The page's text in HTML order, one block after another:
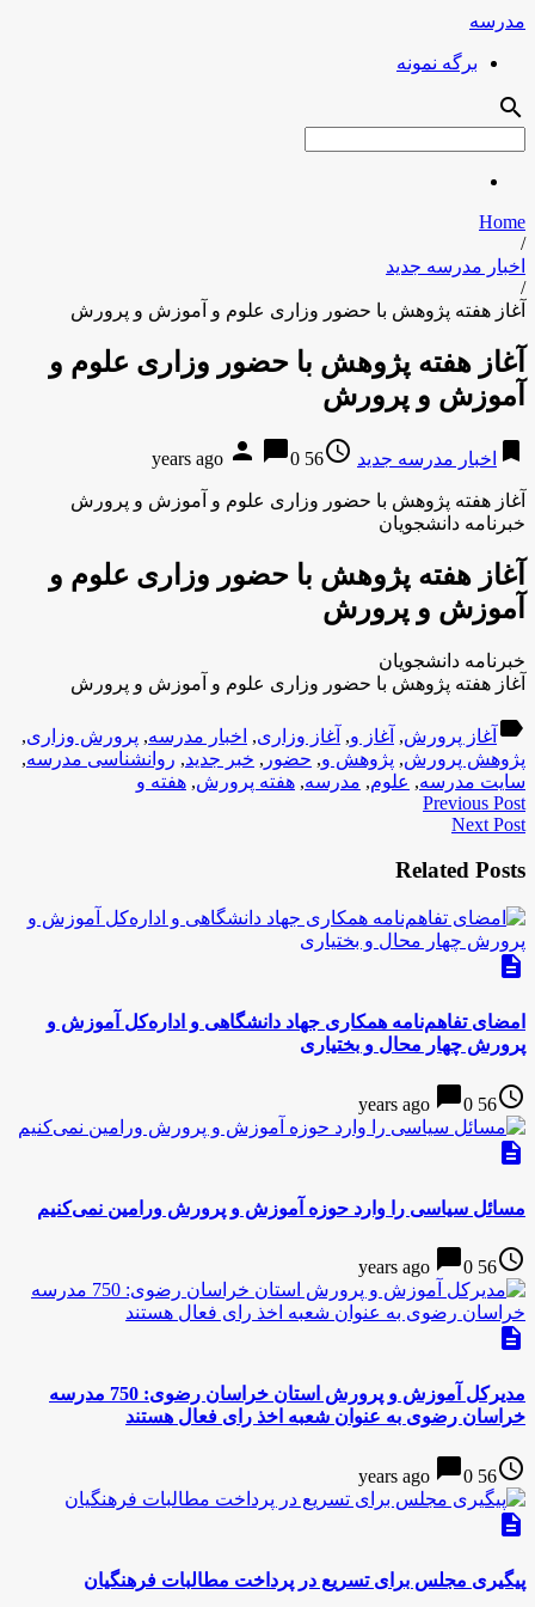
مدرسه
برگه نمونه
search
Home
/
اخبار مدرسه جدید
/
آغاز هفته پژوهش با حضور وزاری علوم و آموزش و پرورش
آغاز هفته پژوهش با حضور وزاری علوم و
آموزش و پرورش
bookmark اخبار مدرسه جدید access_time
56 years ago
person chat_bubble0
آغاز هفته پژوهش با حضور وزاری علوم و آموزش و پرورش
خبرنامه دانشجویان
آغاز هفته پژوهش با حضور وزاری علوم و
آموزش و پرورش
خبرنامه دانشجویان
آغاز هفته پژوهش با حضور وزاری علوم و آموزش و پرورش
label آغاز پرورش, آغاز و, آغاز وزاری, اخبار مدرسه, پرورش وزاری,
پژوهش پرورش, پژوهش و, حضور , خبر جدید, روانشناسی مدرسه,
سایت مدرسه, علوم, مدرسه, هفته پرورش, هفته و
Previous Post
Next Post
Related Posts
description
امضای تفاهم‌نامه همکاری جهاد دانشگاهی و اداره‌کل آموزش و
پرورش چهار محال و بختیاری
access_time
56 years ago
chat_bubble0
description
مسائل سیاسی را وارد حوزه آموزش و پرورش ورامین نمی‌کنیم
access_time
56 years ago
chat_bubble0
description
مدیرکل آموزش و پرورش استان خراسان رضوی: 750 مدرسه
خراسان رضوی به عنوان شعبه اخذ رای فعال هستند
access_time
56 years ago
chat_bubble0
description
پیگیری مجلس برای تسریع در پرداخت مطالبات فرهنگیان